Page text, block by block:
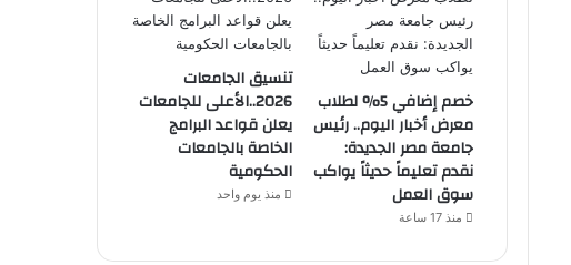
خصم إضافي 5% لطلاب
معرض أخبار اليوم.. رئيس
جامعة مصر الجديدة:
نقدم تعليماً حديثاً يواكب
سوق العمل
منذ 17 ساعة
تنسيق الجامعات
2026..الأعلى للجامعات
يعلن قواعد البرامج
الخاصة بالجامعات
الحكومية
منذ يوم واحد